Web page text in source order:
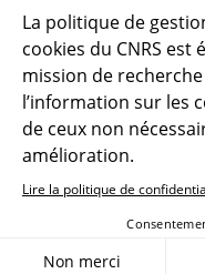
Créer un compte Se
La politique de
cookies du CNRS est
mission de
l’information sur les
de ceux non
amélioration.
Lire la politique de
Non merci